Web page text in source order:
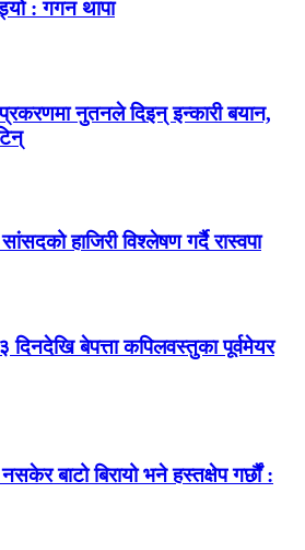
: गगन थापा
प्रकरणमा नुतनले दिइन् इन्कारी बयान,
हाजिरी विश्लेषण गर्दै रास्वपा
बेपत्ता कपिलवस्तुका पूर्वमेयर
बाटो बिरायो भने हस्तक्षेप गर्छौं :